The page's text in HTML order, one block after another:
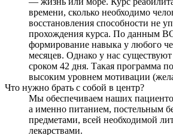
времени, сколько необходимо
восстановления способности не
прохождения курса. По данным
формирование навыка у любого
месяцев. Однако у нас
сроком 42 дня. Такая программа
высоким уровнем мотивации
Что нужно брать с собой в центр?
Мы обеспечиваем наших
а именно питанием, постельным
предметами, всей необходимой
лекарствами.